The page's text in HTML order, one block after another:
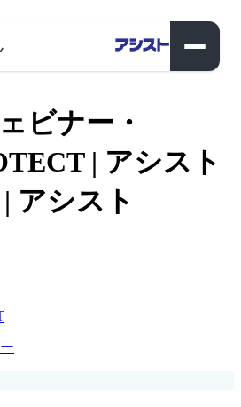
ビナー・
| アシスト
アシスト